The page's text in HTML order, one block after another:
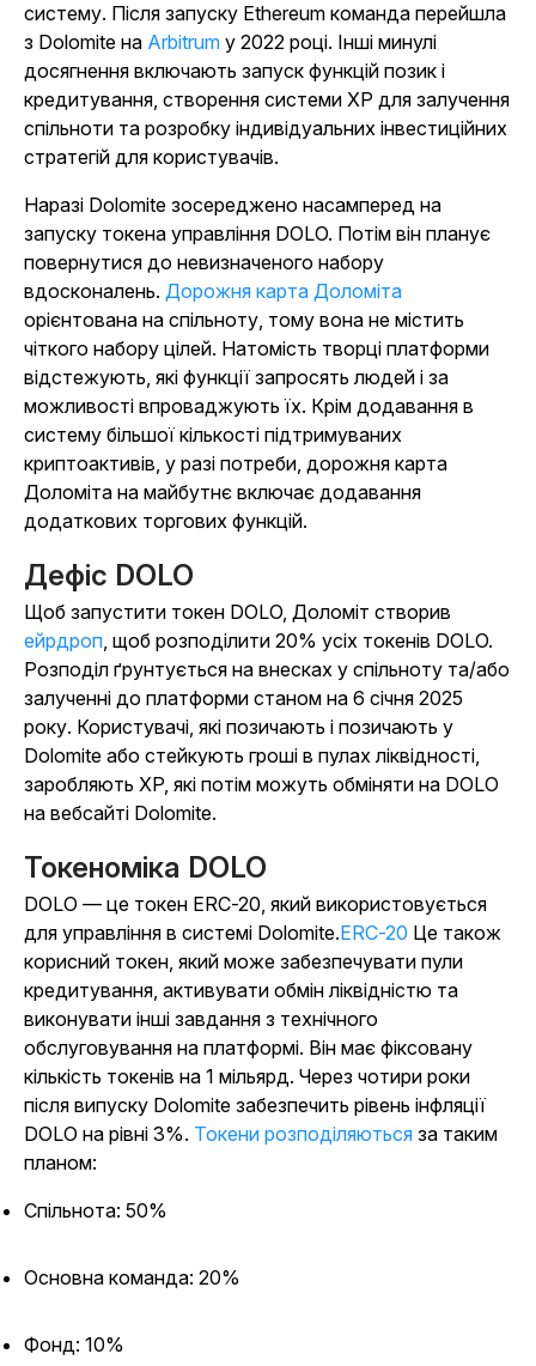
систему. Після запуску Ethereum команда перейшла
з Dolomite на Arbitrum у 2022 році. Інші минулі
досягнення включають запуск функцій позик і
кредитування, створення системи XP для залучення
спільноти та розробку індивідуальних інвестиційних
стратегій для користувачів.
Наразі Dolomite зосереджено насамперед на
запуску токена управління DOLO. Потім він планує
повернутися до невизначеного набору
вдосконалень. Дорожня карта Доломіта
орієнтована на спільноту, тому вона не містить
чіткого набору цілей. Натомість творці платформи
відстежують, які функції запросять людей і за
можливості впроваджують їх. Крім додавання в
систему більшої кількості підтримуваних
криптоактивів, у разі потреби, дорожня карта
Доломіта на майбутнє включає додавання
додаткових торгових функцій.
Дефіс DOLO
Щоб запустити токен DOLO, Доломіт створив
ейрдроп, щоб розподілити 20% усіх токенів DOLO.
Розподіл ґрунтується на внесках у спільноту та/або
залученні до платформи станом на 6 січня 2025
року. Користувачі, які позичають і позичають у
Dolomite або стейкують гроші в пулах ліквідності,
заробляють XP, які потім можуть обміняти на DOLO
на вебсайті Dolomite.
Токеноміка DOLO
DOLO — це токен ERC-20, який використовується
для управління в системі Dolomite.ERC-20 Це також
корисний токен, який може забезпечувати пули
кредитування, активувати обмін ліквідністю та
виконувати інші завдання з технічного
обслуговування на платформі. Він має фіксовану
кількість токенів на 1 мільярд. Через чотири роки
після випуску Dolomite забезпечить рівень інфляції
DOLO на рівні 3%. Токени розподіляються за таким
планом:
Спільнота: 50%
Основна команда: 20%
Фонд: 10%